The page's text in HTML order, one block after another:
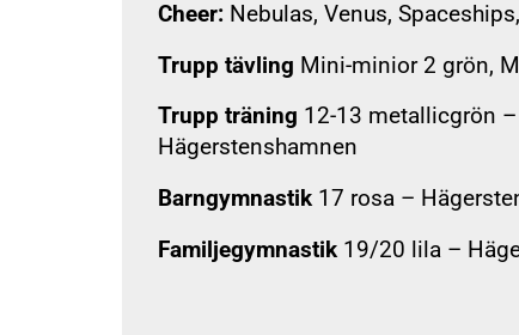
Cheer: Nebulas, Venus,
Trupp tävling Mini-minior 2 grön,
Trupp träning 12-13 metallicgrön
Hägerstenshamnen
Barngymnastik 17 rosa –
Familjegymnastik 19/20 lila –